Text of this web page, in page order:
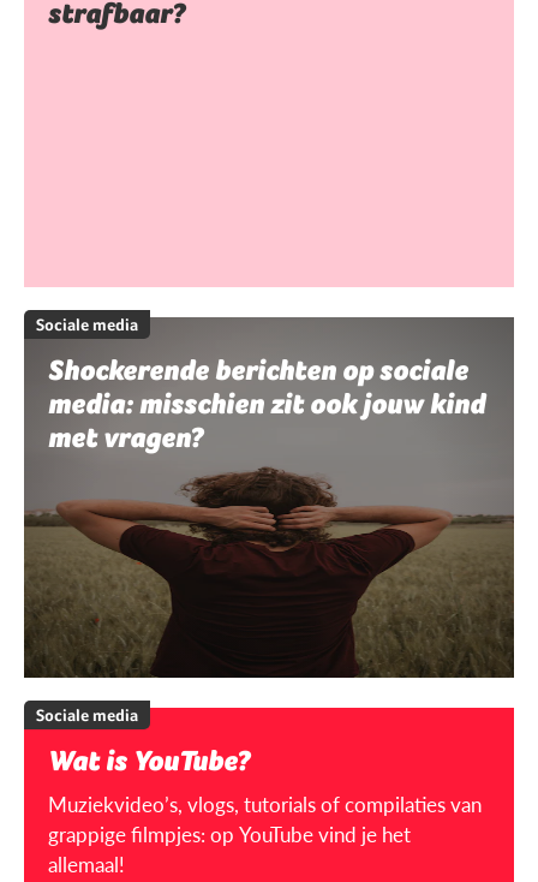
strafbaar?
Sociale media
Shockerende berichten op sociale
media: misschien zit ook jouw kind
met vragen?
Sociale media
Wat is YouTube?
Muziekvideo’s, vlogs, tutorials of compilaties van
grappige filmpjes: op YouTube vind je het
allemaal!